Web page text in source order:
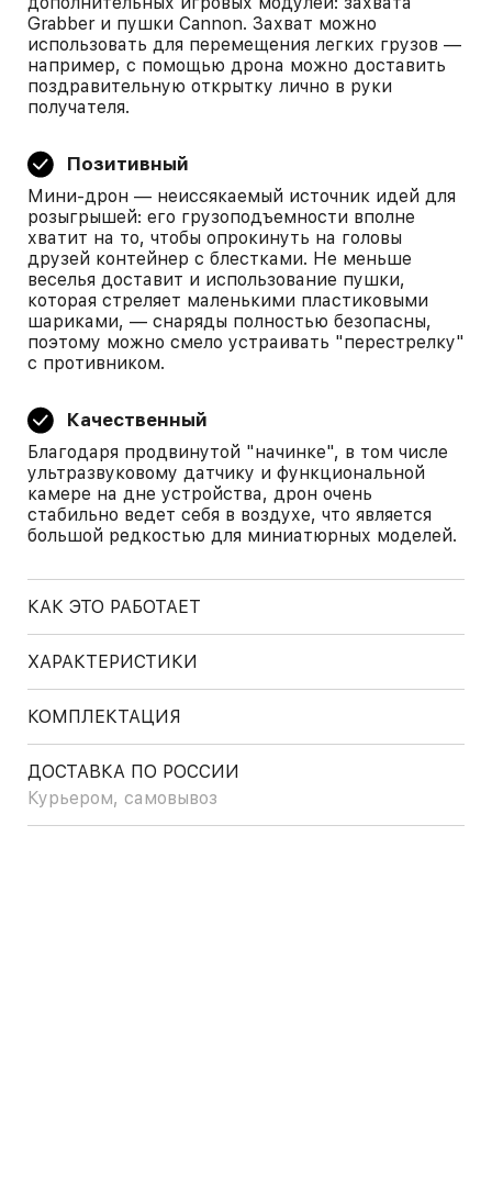
Grabber и пушки Cannon. Захват можно
использовать для перемещения легких грузов —
например, с помощью дрона можно доставить
поздравительную открытку лично в руки
получателя.
Позитивный
Мини-дрон — неиссякаемый источник идей для
розыгрышей: его грузоподъемности вполне
хватит на то, чтобы опрокинуть на головы
друзей контейнер с блестками. Не меньше
веселья доставит и использование пушки,
которая стреляет маленькими пластиковыми
шариками, — снаряды полностью безопасны,
поэтому можно смело устраивать "перестрелку"
с противником.
Качественный
Благодаря продвинутой "начинке", в том числе
ультразвуковому датчику и функциональной
камере на дне устройства, дрон очень
стабильно ведет себя в воздухе, что является
большой редкостью для миниатюрных моделей.
КАК ЭТО РАБОТАЕТ
ХАРАКТЕРИСТИКИ
КОМПЛЕКТАЦИЯ
ДОСТАВКА ПО РОССИИ
Курьером, самовывоз